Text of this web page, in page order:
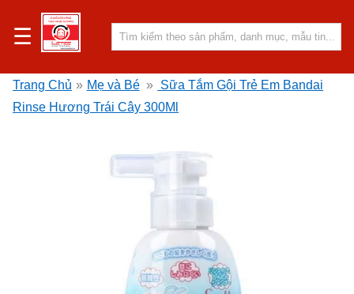
☰
Trang Chủ » Mẹ và Bé » Sữa Tắm Gội Trẻ Em Bandai
Rinse Hương Trái Cây 300Ml